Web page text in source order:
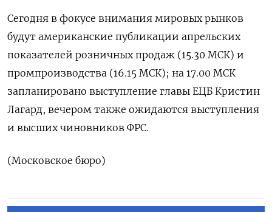
Сегодня в фокусе внимания мировых рынков
будут американские публикации апрельских
показателей розничных продаж (15.30 МСК) и
промпроизводства (16.15 МСК); на 17.00 МСК
запланировано выступление главы ЕЦБ Кристин
Лагард, вечером также ожидаются выступления
и высших чиновников ФРС.
(Московское бюро)